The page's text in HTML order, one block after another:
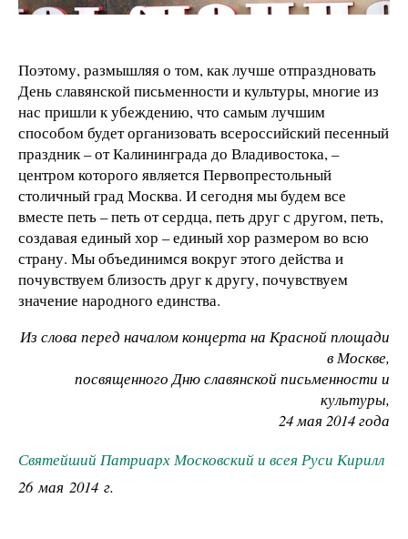
Поэтому, размышляя о том, как лучше отпраздновать
День славянской письменности и культуры, многие из
нас пришли к убеждению, что самым лучшим
способом будет организовать всероссийский песенный
праздник – от Калининграда до Владивостока, –
центром которого является Первопрестольный
столичный град Москва. И сегодня мы будем все
вместе петь – петь от сердца, петь друг с другом, петь,
создавая единый хор – единый хор размером во всю
страну. Мы объединимся вокруг этого действа и
почувствуем близость друг к другу, почувствуем
значение народного единства.
Из слова перед началом концерта на Красной площади
в Москве,
посвященного Дню славянской письменности и
культуры,
24 мая 2014 года
Святейший Патриарх Московский и всея Руси Кирилл
26 мая 2014 г.